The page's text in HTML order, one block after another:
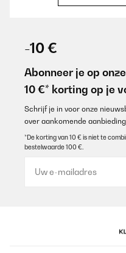
schon sehr eklich
hält bisher. Klar gibt es
Flasche mal runter fällt
Untergrund abgestellt
Kindergartenflasche, die
Sommer die Kids mit
trinkt mein Kind schön
man warmen Tee
aufwärmen.Werde ich
Amazon-Benutzer
-10 €
Abonneer je op
10 €* korting op je
Schrijf je in voor onze
over aankomende
*De korting van 10 € is niet te
bestelwaarde 100 €.